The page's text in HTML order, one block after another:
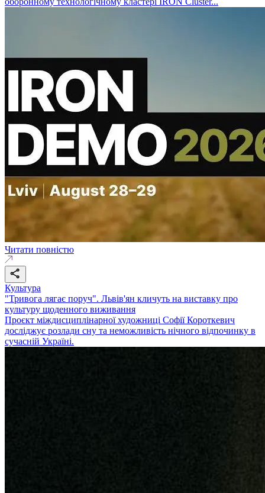
Читати повністю
Культура
"Тривога лягає поруч". Львів'ян кличуть на виставку про
культуру щоденного виживання
Проєкт міждисциплінарної художниці Софії Короткевич
досліджує розлади сну та неможливість нічного відпочинку в
сучасній Україні.